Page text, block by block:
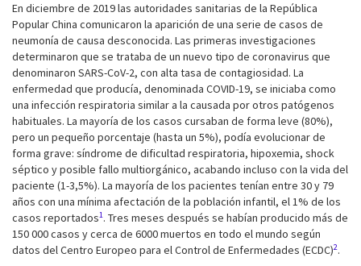
En diciembre de 2019 las autoridades sanitarias de la República
Popular China comunicaron la aparición de una serie de casos de
neumonía de causa desconocida. Las primeras investigaciones
determinaron que se trataba de un nuevo tipo de coronavirus que
denominaron SARS-CoV-2, con alta tasa de contagiosidad. La
enfermedad que producía, denominada COVID-19, se iniciaba como
una infección respiratoria similar a la causada por otros patógenos
habituales. La mayoría de los casos cursaban de forma leve (80%),
pero un pequeño porcentaje (hasta un 5%), podía evolucionar de
forma grave: síndrome de dificultad respiratoria, hipoxemia, shock
séptico y posible fallo multiorgánico, acabando incluso con la vida del
paciente (1-3,5%). La mayoría de los pacientes tenían entre 30 y 79
años con una mínima afectación de la población infantil, el 1% de los
casos reportados1. Tres meses después se habían producido más de
150 000 casos y cerca de 6000 muertos en todo el mundo según
datos del Centro Europeo para el Control de Enfermedades (ECDC)2.